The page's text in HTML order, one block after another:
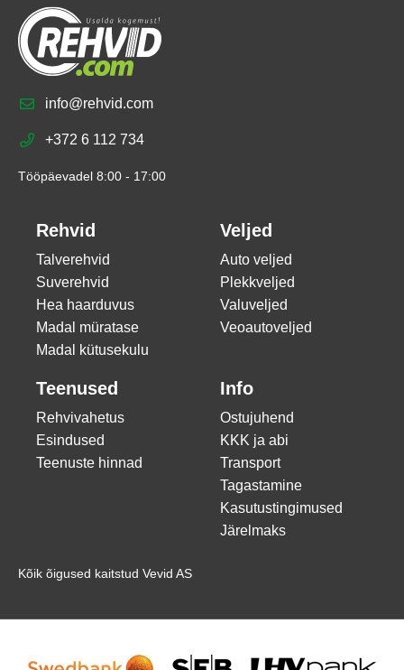
info@rehvid.com
+372 6 112 734
Tööpäevadel 8:00 - 17:00
Rehvid
Talverehvid
Suverehvid
Hea haarduvus
Madal müratase
Madal kütusekulu
Veljed
Auto veljed
Plekkveljed
Valuveljed
Veoautoveljed
Teenused
Rehvivahetus
Esindused
Teenuste hinnad
Info
Ostujuhend
KKK ja abi
Transport
Tagastamine
Kasutustingimused
Järelmaks
Kõik õigused kaitstud Vevid AS